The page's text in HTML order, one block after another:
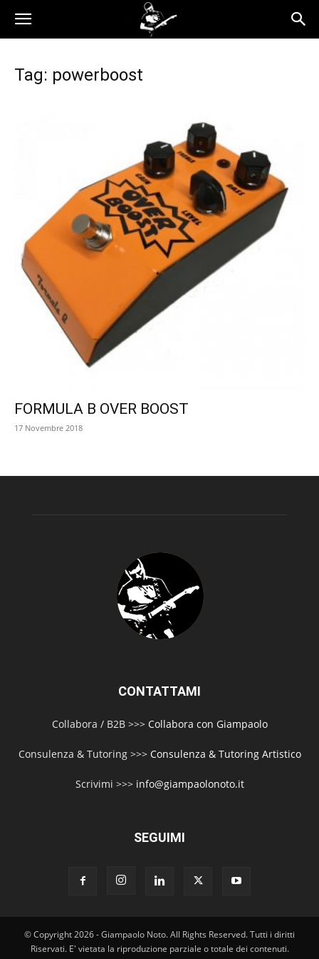
Tag: powerboost
FORMULA B OVER BOOST
17 Novembre 2018
CONTATTAMI
Collabora / B2B >>> Collabora con Giampaolo
Consulenza & Tutoring >>> Consulenza & Tutoring Artistico
Scrivimi >>> info@giampaolonoto.it
SEGUIMI
© Copyright 2026 - Giampaolo Noto. All Rights Reserved. Tutti i diritti
Riservati. E' vietata la riproduzione parziale o totale dei contenuti.